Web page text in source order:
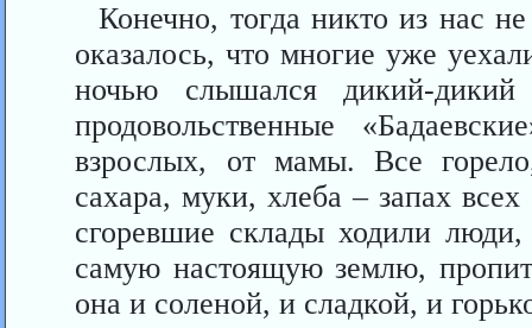
Конечно, тогда никто из нас
оказалось, что многие уже
ночью слышался дикий-
продовольственные
взрослых, от мамы. Все
сахара, муки, хлеба – запах
сгоревшие склады ходили
самую настоящую землю,
она и соленой, и сладкой, и